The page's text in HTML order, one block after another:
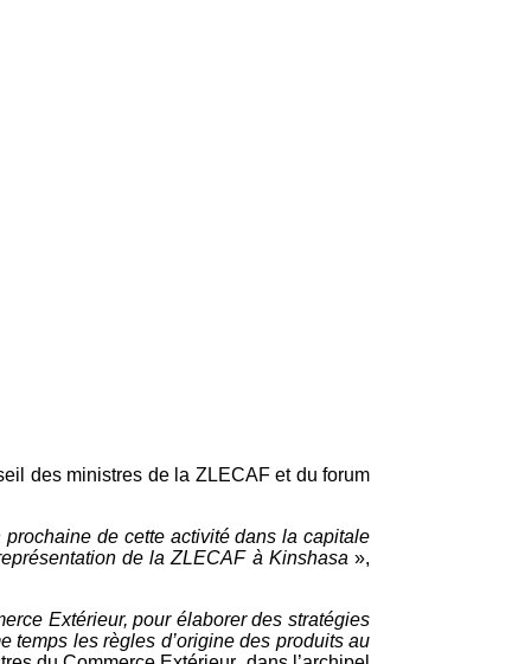
des ministres de la ZLECAF et du forum
de cette activité dans la capitale
de la ZLECAF à Kinshasa »,
Extérieur, pour élaborer des stratégies
temps les règles d’origine des produits au